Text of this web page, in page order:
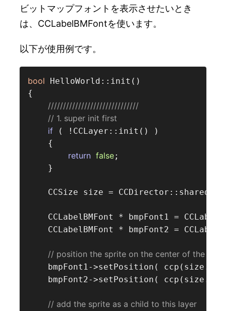
ビットマップフォントを表示させたいとき
は、CCLabelBMFontを使います。
以下が使用例です。
bool HelloWorld::init()
{
//////////////////////////////
// 1. super init first
if ( !CCLayer::init() )
    {
return false;
    }
CCSize size =
CCLabelBMFont * bmpFont1 =
CCLabelBMFont * bmpFont2 =
// position the sprite on the center of the
bmpFont1->setPosition(
bmpFont2->setPosition(
// add the sprite as a child to this layer